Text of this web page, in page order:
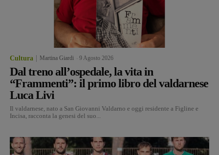
Cultura Martina Giardi 9 Agosto 2026
Dal treno all’ospedale, la vita in
“Frammenti”: il primo libro del valdarnese
Luca Livi
Il valdarnese, nato a San Giovanni Valdarno e oggi residente a Figline e
Incisa, racconta la genesi del suo...